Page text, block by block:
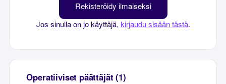
Rekisteröidy ilmaiseksi
Jos sinulla on jo käyttäjä, kirjaudu sisään tästä.
Operatiiviset päättäjät (1)